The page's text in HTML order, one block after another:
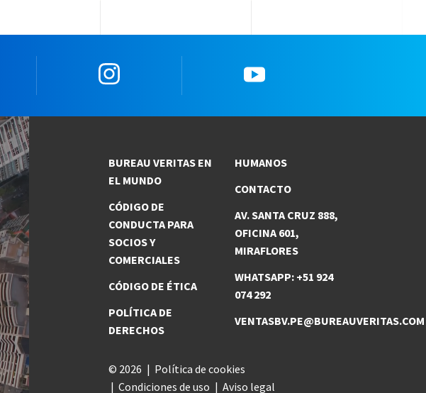
BUREAU VERITAS EN
EL MUNDO
CÓDIGO DE
CONDUCTA PARA
SOCIOS Y
COMERCIALES
CÓDIGO DE ÉTICA
POLÍTICA DE
DERECHOS
HUMANOS
CONTACTO
AV. SANTA CRUZ 888,
OFICINA 601,
MIRAFLORES
WHATSAPP: +51 924
074 292
VENTASBV.PE@BUREAUVERITAS.COM
© 2026
Política de cookies
Condiciones de uso
Aviso legal